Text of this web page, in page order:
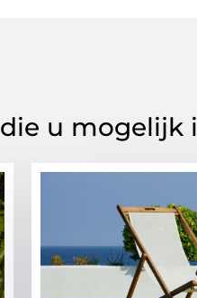
die u mogelijk